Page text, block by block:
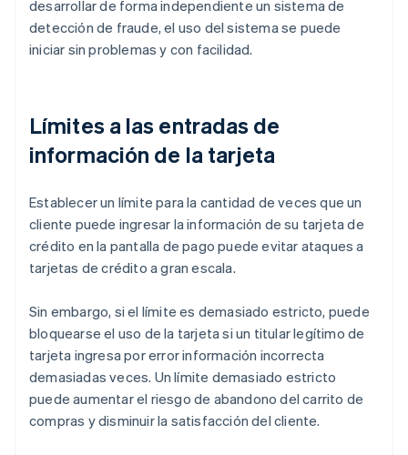
desarrollar de forma independiente un sistema de
detección de fraude, el uso del sistema se puede
iniciar sin problemas y con facilidad.
Límites a las entradas de
información de la tarjeta
Establecer un límite para la cantidad de veces que un
cliente puede ingresar la información de su tarjeta de
crédito en la pantalla de pago puede evitar ataques a
tarjetas de crédito a gran escala.
Sin embargo, si el límite es demasiado estricto, puede
bloquearse el uso de la tarjeta si un titular legítimo de
tarjeta ingresa por error información incorrecta
demasiadas veces. Un límite demasiado estricto
puede aumentar el riesgo de abandono del carrito de
compras y disminuir la satisfacción del cliente.